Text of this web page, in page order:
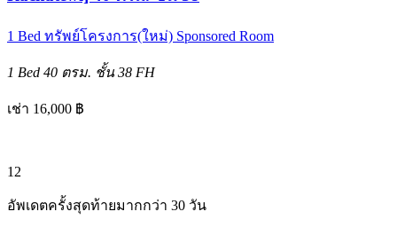
1 Bed ทรัพย์โครงการ(ใหม่) Sponsored Room
1 Bed 40 ตรม. ชั้น 38 FH
เช่า 16,000 ฿
12
อัพเดตครั้งสุดท้ายมากกว่า 30 วัน